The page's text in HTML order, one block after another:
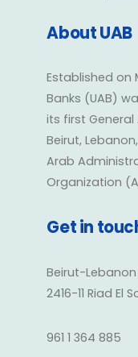
About UAB
Established on
Banks (UAB)
its first
Beirut,
Arab
Organization
Get in
Beirut-Lebanon
2416-11 Riad El
961 1 364 885